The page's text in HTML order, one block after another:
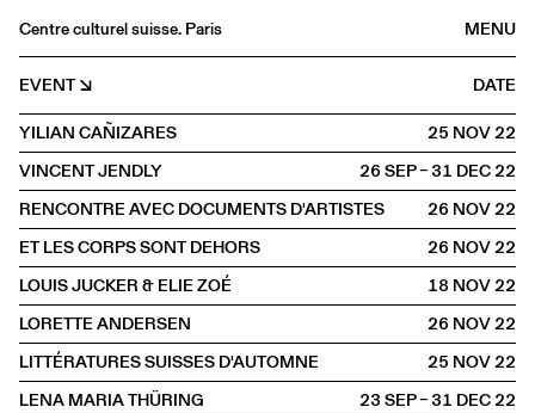
MENU
Centre culturel suisse. Paris
Agenda
Bookshop
Buvette
Archives
Medias
Publications
About
FR/EN
OFFSITE Dunkerque
EVENT
DATE
YILIAN CAÑIZARES
25 NOV2022
VINCENT JENDLY
26 SEP – 31 DEC2022
RENCONTRE AVEC DOCUMENTS D'ARTISTES
26 NOV2022
ET LES CORPS SONT DEHORS
26 NOV2022
LOUIS JUCKER & ELIE ZOÉ
18 NOV2022
LORETTE ANDERSEN
26 NOV2022
LITTÉRATURES SUISSES D'AUTOMNE
25 NOV2022
LENA MARIA THÜRING
23 SEP – 31 DEC2022